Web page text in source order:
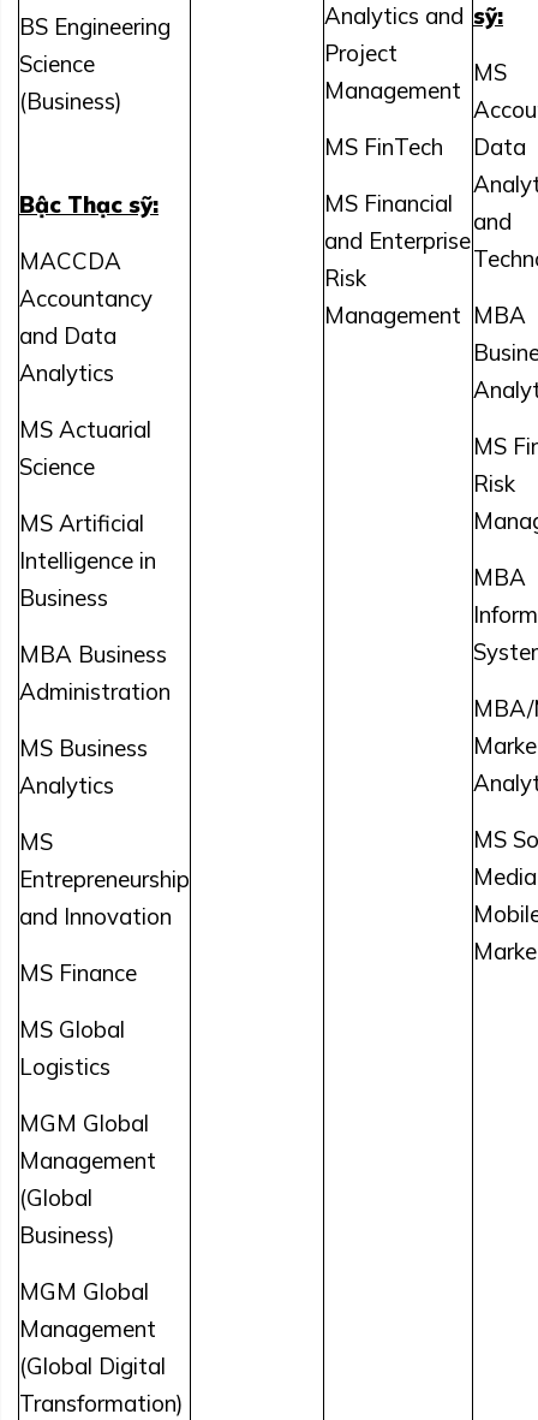
BS Engineering
Science
(Business)
Bậc Thạc sỹ:
MACCDA
Accountancy
and Data
Analytics
MS Actuarial
Science
MS Artificial
Intelligence in
Business
MBA Business
Administration
MS Business
Analytics
MS
Entrepreneurship
and Innovation
MS Finance
MS Global
Logistics
MGM Global
Management
(Global
Business)
MGM Global
Management
(Global Digital
Transformation)
Analytics and
Project
Management
MS FinTech
MS Financial
and Enterprise
Risk
Management
sỹ:
MS
Data
and
MBA
MS
Risk
MBA
MBA/
MS